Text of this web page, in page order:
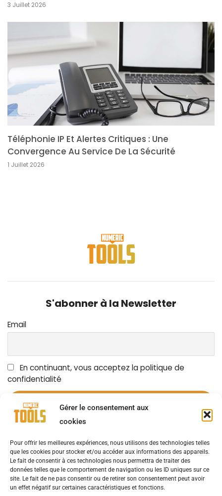
Gérer le consentement aux
cookies
Pour offrir les meilleures expériences, nous utilisons des technologies telles
que les cookies pour stocker et/ou accéder aux informations des appareils.
Le fait de consentir à ces technologies nous permettra de traiter des
données telles que le comportement de navigation ou les ID uniques sur ce
site. Le fait de ne pas consentir ou de retirer son consentement peut avoir
un effet négatif sur certaines caractéristiques et fonctions.
3 Juillet 2026
Téléphonie IP Et Alertes Critiques : Une
Convergence Au Service De La Sécurité
1 Juillet 2026
S'abonner à la Newsletter
Email
En continuant, vous acceptez la politique de
confidentialité
OUTILS NUMÉRIQUES LES ACTUALITÉS AVIS D’EXPERTS
NOUVELLES D’ENTREPRISE SOLUTIONS